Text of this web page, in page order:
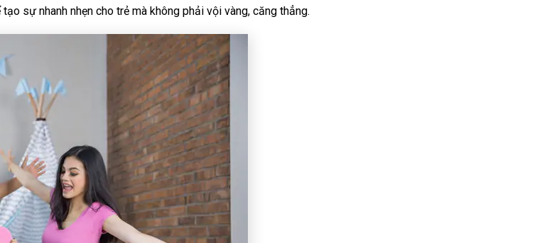
sự nhanh nhẹn cho trẻ mà không phải vội vàng, căng thẳng.